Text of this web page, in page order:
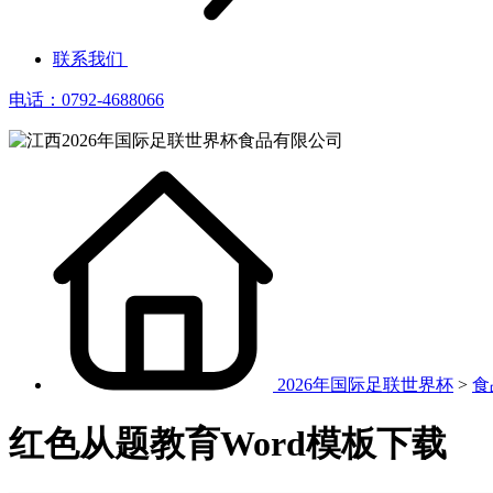
联系我们
电话：0792-4688066
2026年国际足联世界杯 > 食
红色从题教育Word模板下载